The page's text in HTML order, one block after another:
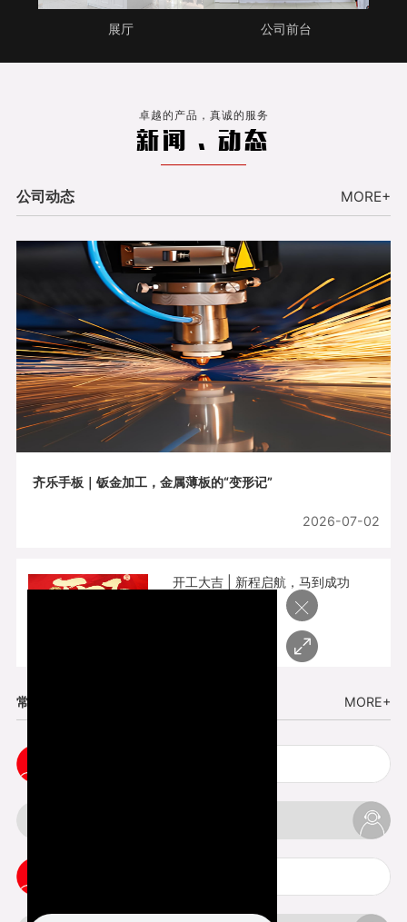
展厅 公司前台
卓越的产品，真诚的服务
新闻 . 动态
公司动态 MORE+
齐乐手板｜钣金加工，金属薄板的“变形记”
2026-07-02
开工大吉 | 新程启航，马到成功
常见问题 MORE+
×